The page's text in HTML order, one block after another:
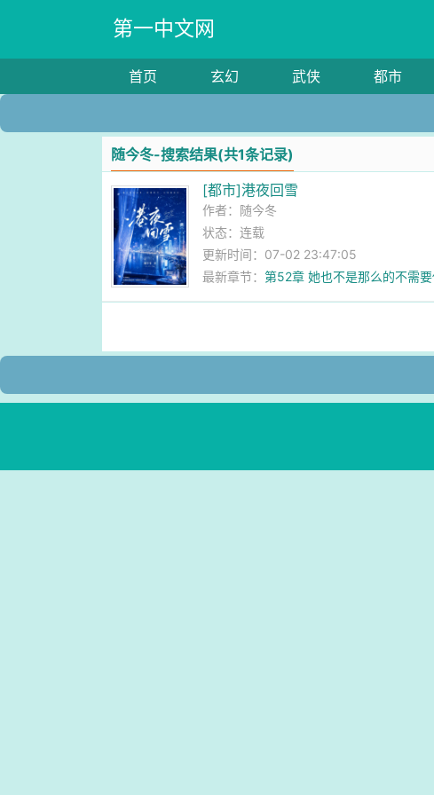
第一中文网
首页 玄幻 武侠 都市
随今冬-搜索结果(共1条记录)
[都市]港夜回雪
作者： 随今冬
状态：连载
更新时间：07-02 23:47:05
最新章节：第52章 她也不是那么的不需要